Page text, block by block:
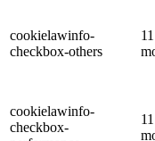
cookielawinfo-
checkbox-others
11
cookielawinfo-
checkbox-
11